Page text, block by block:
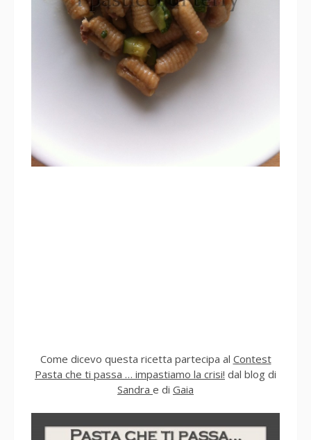
Come dicevo questa ricetta partecipa al Contest
Pasta che ti passa … impastiamo la crisi! dal blog di
Sandra e di Gaia